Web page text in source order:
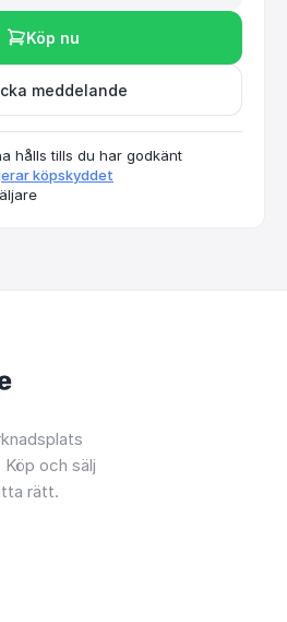
Köp nu
meddelande
hålls tills du har godkänt
köpskyddet
och sälj
rätt.